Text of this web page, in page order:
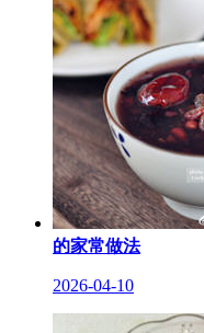
的家常做法
2026-04-10